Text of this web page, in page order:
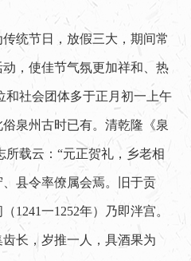
节日，放假三大，期间常
，使佳节气氛更加祥和、热
和社会团体多于正月初一上午
泉州古时已有。清乾隆《泉
载云：“元正贺礼，乡老相
县令率僚属会焉。旧于贡
1241一1252年）乃即泮宫。
长，岁推一人，具酒果为